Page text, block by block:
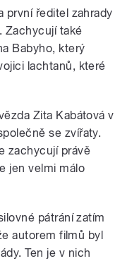
první ředitel zahrady
Zachycují také
Babyho, který
lachtanů, které
Zita Kabátová v
se zvířaty.
zachycují právě
jen velmi málo
pátrání zatím
autorem filmů byl
Ten je v nich